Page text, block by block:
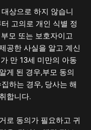
상으로 하지 않습니
고의로 개인 식별 정
모 또는 보호자이고
공한 사실을 알고 계신
만 13세 미만의 아동
게 된 경우,부모 동의
하는 경우, 당사는 해
합니다.
로 동의가 필요하고 귀